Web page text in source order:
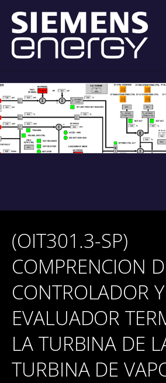
(OIT301.3-SP)
COMPRENCION
CONTROLADOR
EVALUADOR
LA TURBINA DE
TURBINA DE